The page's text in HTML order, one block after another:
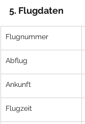
5. Flugdaten
​Flugnummer
Abflug
Ankunft
Flugzeit